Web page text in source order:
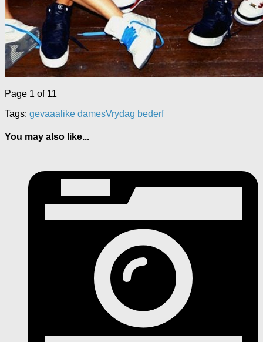
Page 1 of 11
Tags: gevaaalike damesVrydag bederf
You may also like...